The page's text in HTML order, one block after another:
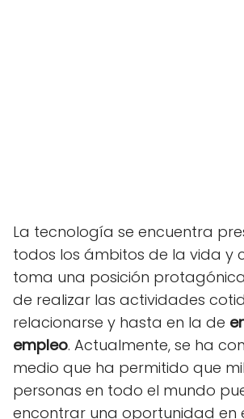
La tecnología se encuentra
todos los ámbitos de la vida y
toma una posición
de realizar las actividades
relacionarse y hasta en la de
empleo. Actualmente, se ha
medio que ha permitido que
personas en todo el mundo
encontrar una oportunidad en